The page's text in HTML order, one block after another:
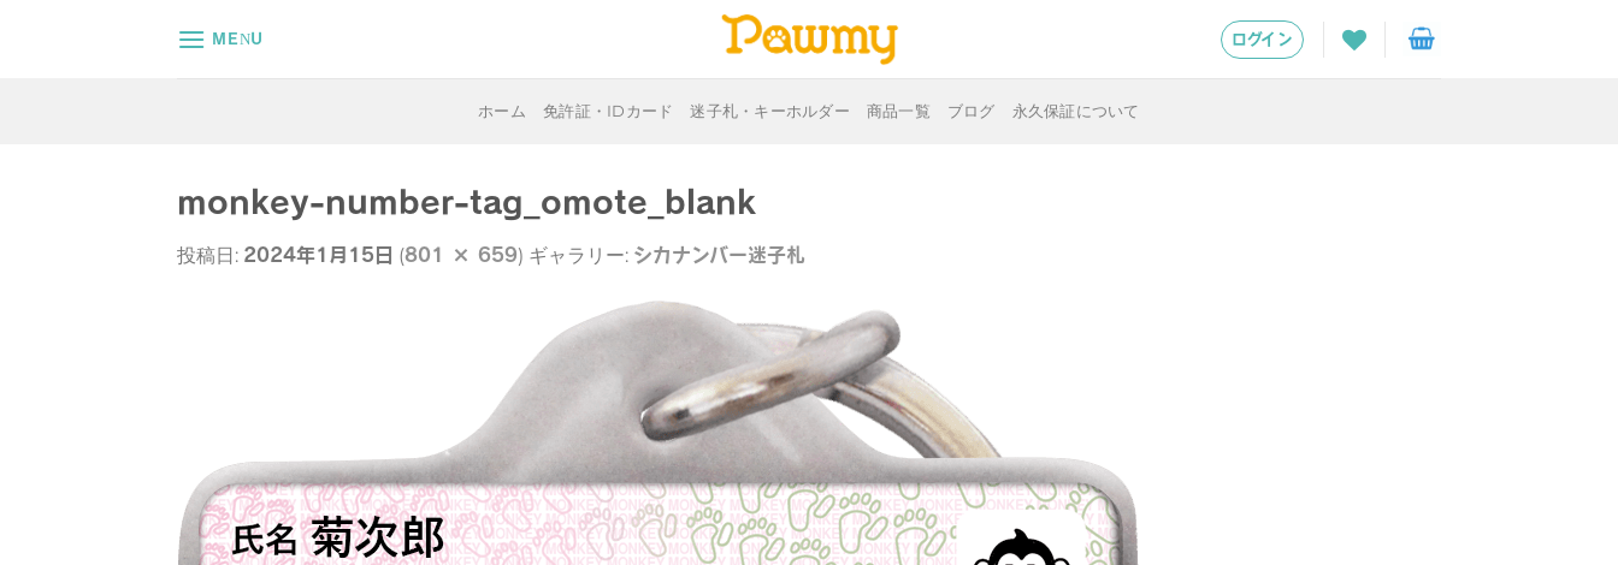
MENU ログイン
ホーム 免許証・IDカード 迷子札・キーホルダー 商品一覧 ブログ 永久保証について
monkey-number-tag_omote_blank
投稿日: 2024年1月15日 (801 × 659) ギャラリー: シカナンバー迷子札